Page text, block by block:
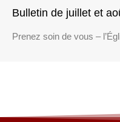
Bulletin de juillet et
Prenez soin de vous –